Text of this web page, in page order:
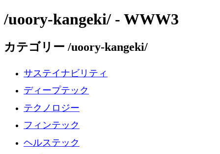
/uoory-kangeki/ - WWW3
カテゴリー /uoory-kangeki/
サステイナビリティ
ディープテック
テクノロジー
フィンテック
ヘルステック